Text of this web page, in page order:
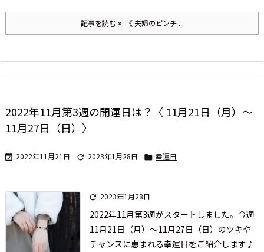
記事を読む 《 夫婦のピンチ ...
2022年11月第3週の開運日は？〈 11月21日（月）～
11月27日（日）〉
 2022年11月21日  2023年1月28日  幸運日
 2023年1月28日
2022年11月第3週がスタートしました。 今週
11月21日（月）～11月27日（日）のツキや
チャンスに恵まれる幸運日をご紹介します♪